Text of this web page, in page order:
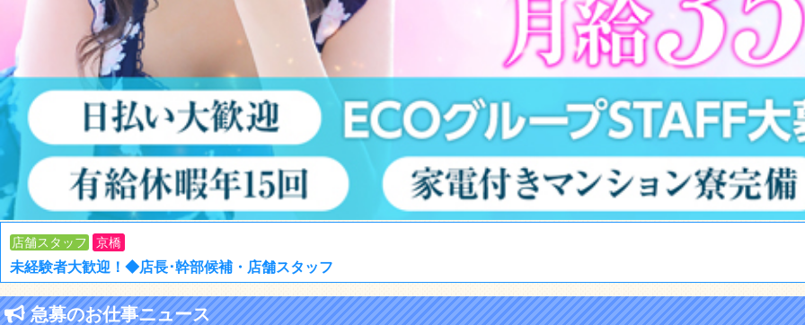
店舗スタッフ 京橋
未経験者大歓迎！◆店長･幹部候補・店舗スタッフ
急募のお仕事ニュース